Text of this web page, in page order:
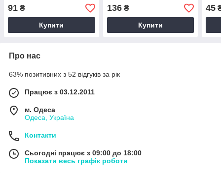
91 ₴
Купити
136₴
Купити
45
Про нас
63% позитивних з 52 відгуків за рік
Працює з 03.12.2011
м. Одеса
Одеса, Україна
Контакти
Сьогодні працює з 09:00 до 18:00
Показати весь графік роботи